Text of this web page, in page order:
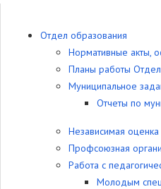
Отдел образования
Нормативные акты,
Планы работы
Муниципальное
Отчеты по
Независимая оценка
Профсоюзная
Работа с
Молодым